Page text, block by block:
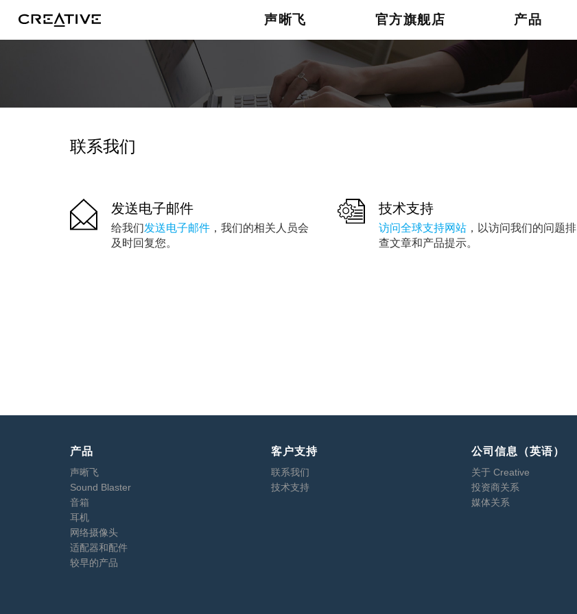
声晰飞 官方旗舰店 产品
联系我们
发送电子邮件
给我们发送电子邮件 ，我们的相关人员会
及时回复您。
技术支持
访问全球支持网站 ，以访问我们的问题排
查文章和产品提示。
产品
声晰飞
Sound Blaster
音箱
耳机
网络摄像头
适配器和配件
较早的产品
客户支持
联系我们
技术支持
公司信息（英语）
关于 Creative
投资商关系
媒体关系